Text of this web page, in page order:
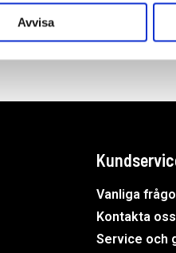
Avvisa
Vanliga
Kontakta oss
Service och